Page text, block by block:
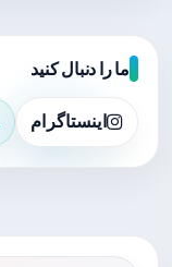
ما را دنبال کنید
اینستاگرام